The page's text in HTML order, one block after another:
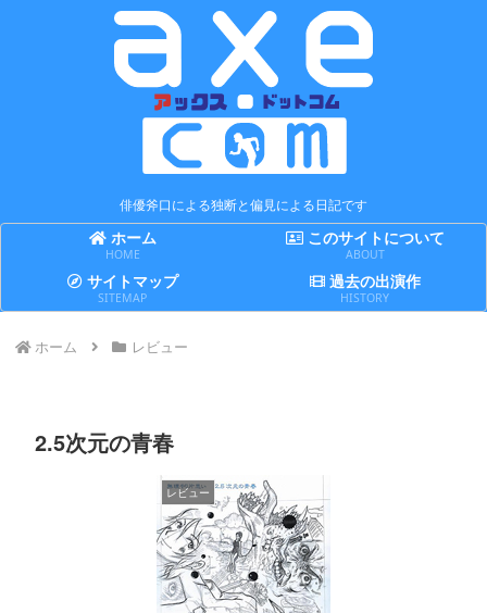
俳優斧口による独断と偏見による日記です
ホーム
HOME
このサイトについて
ABOUT
サイトマップ
SITEMAP
過去の出演作
HISTORY
ホーム レビュー
2.5次元の青春
レビュー